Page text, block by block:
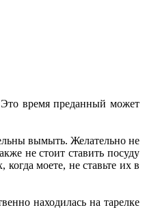
Это время преданный может
вымыть. Желательно не
не стоит ставить посуду
моете, не ставьте их в
находилась на тарелке